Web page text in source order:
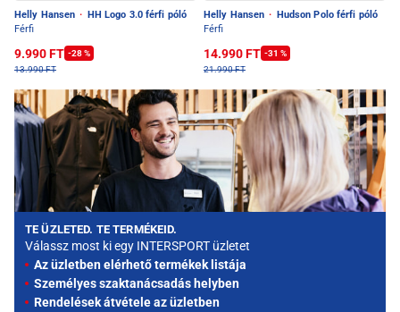
Helly Hansen · HH Logo 3.0 férfi póló
Férfi
9.990 FT -28 %
13.990 FT
Helly Hansen · Hudson Polo férfi póló
Férfi
14.990 FT -31 %
21.990 FT
TE ÜZLETED. TE TERMÉKEID.
Válassz most ki egy INTERSPORT üzletet
Az üzletben elérhető termékek listája
Személyes szaktanácsadás helyben
Rendelések átvétele az üzletben